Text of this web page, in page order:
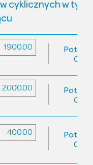
cyklicznych w tym